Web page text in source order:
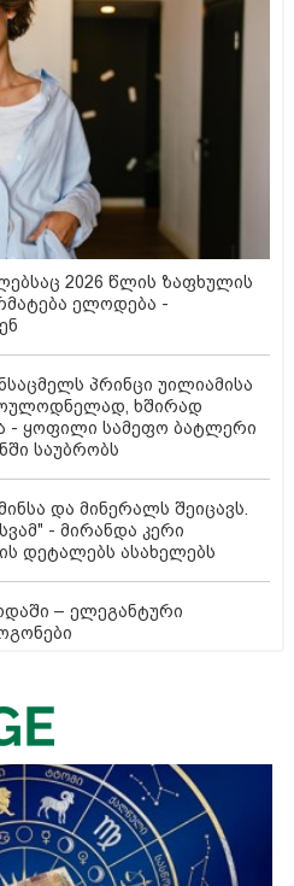
2026 წლის ზაფხულის
ელოდება -
პრინცი უილიამისა
ხშირად
- ყოფილი სამეფო ბატლერი
საუბრობს
და მინერალს შეიცავს.
- მირანდა კერი
დეტალებს ასახელებს
– ელეგანტური